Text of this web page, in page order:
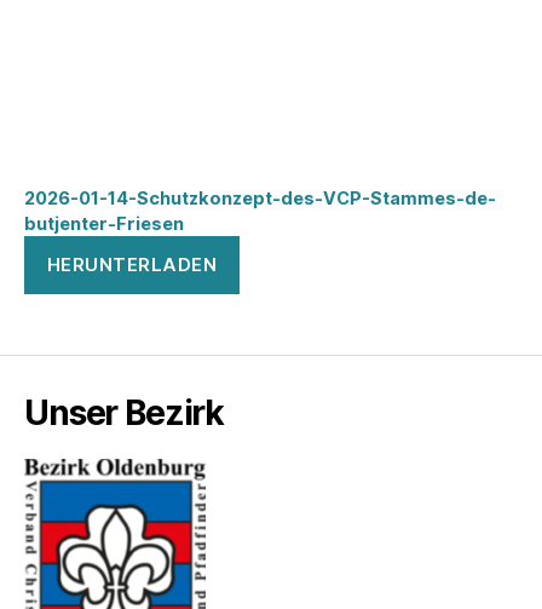
2026-01-14-Schutzkonzept-des-VCP-Stammes-de-
butjenter-Friesen
HERUNTERLADEN
Unser Bezirk